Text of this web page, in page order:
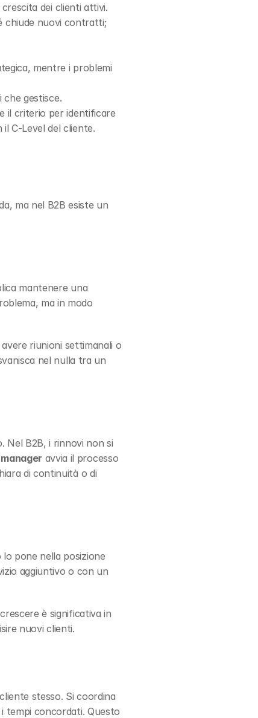
dei clienti attivi.
chiude nuovi contratti;
mentre i problemi
gestisce.
il criterio per identificare
C-Level del cliente.
ma nel B2B esiste un
mantenere una
ma in modo
riunioni settimanali o
nel nulla tra un
Nel B2B, i rinnovi non si
avvia il processo
di continuità o di
pone nella posizione
aggiuntivo o con un
è significativa in
nuovi clienti.
stesso. Si coordina
tempi concordati. Questo